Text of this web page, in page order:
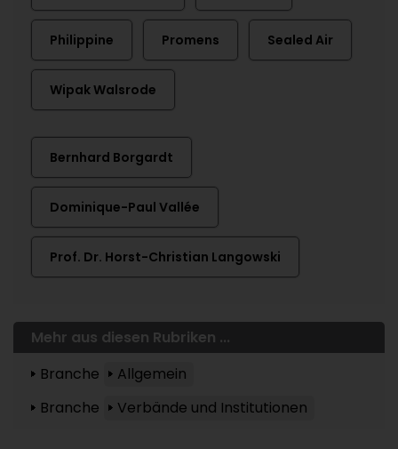
Philippine Promens Sealed Air
Wipak Walsrode
Bernhard Borgardt
Dominique-Paul Vallée
Prof. Dr. Horst-Christian Langowski
Mehr aus diesen Rubriken ...
Branche
Allgemein
Branche
Verbände und Institutionen